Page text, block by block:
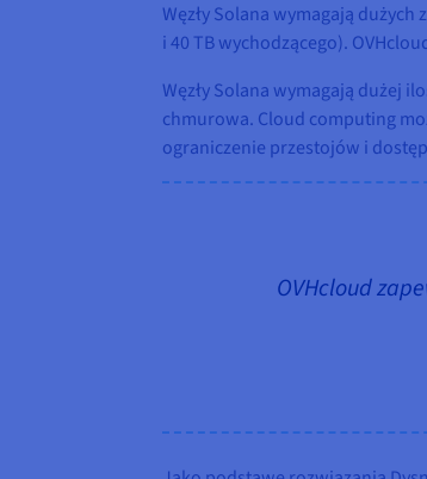
Węzły Solana wymagają
i 40 TB wychodzącego).
Węzły Solana wymagają dużej
chmurowa. Cloud computing
ograniczenie przestojów i
OVHcloud